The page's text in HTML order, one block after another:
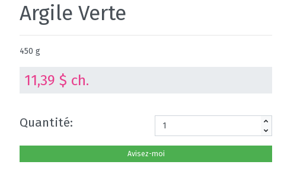
Argile Verte
450 g
11,39 $ ch.
Quantité:
Avisez-moi